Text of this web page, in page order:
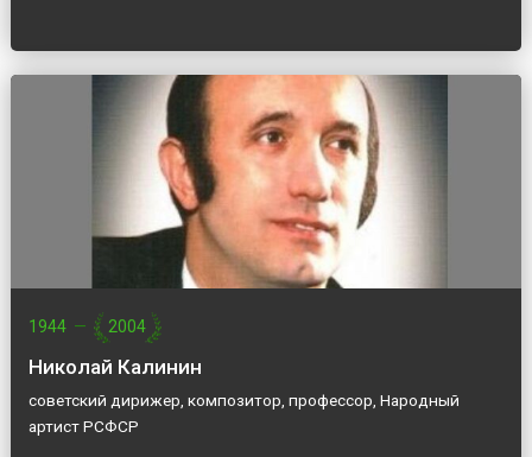
1944 — 2004
Николай Калинин
советский дирижер, композитор, профессор, Народный
артист РСФСР